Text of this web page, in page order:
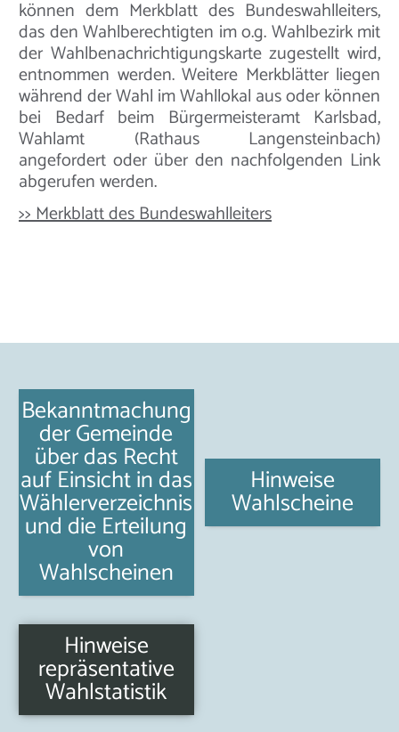
können dem Merkblatt des Bundeswahlleiters,
das den Wahlberechtigten im o.g. Wahlbezirk mit
der Wahlbenachrichtigungskarte zugestellt wird,
entnommen werden. Weitere Merkblätter liegen
während der Wahl im Wahllokal aus oder können
bei Bedarf beim Bürgermeisteramt Karlsbad,
Wahlamt (Rathaus Langensteinbach)
angefordert oder über den nachfolgenden Link
abgerufen werden.
>> Merkblatt des Bundeswahlleiters
Bekanntmachung
der Gemeinde
über das Recht
auf Einsicht in das
Wählerverzeichnis
und die Erteilung
von
Wahlscheinen
Hinweise
Wahlscheine
Hinweise
repräsentative
Wahlstatistik